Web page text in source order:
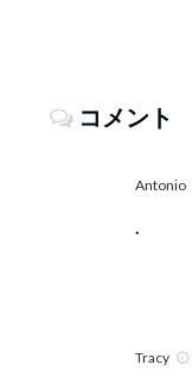
コメント
Antonio
.
Tracy